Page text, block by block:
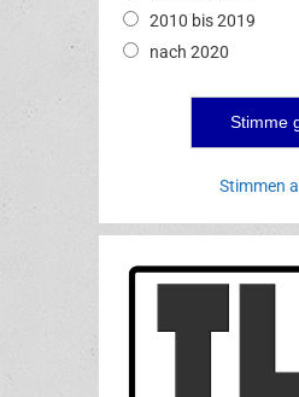
2010 bis 2019
nach 2020
Stimmen